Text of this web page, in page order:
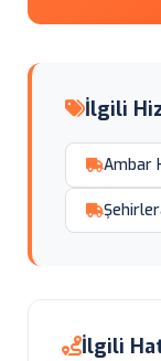
İlgili
Ambar
İlgili